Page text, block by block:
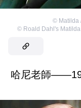
© Matilda
© Roald Dahl's
哈尼老師